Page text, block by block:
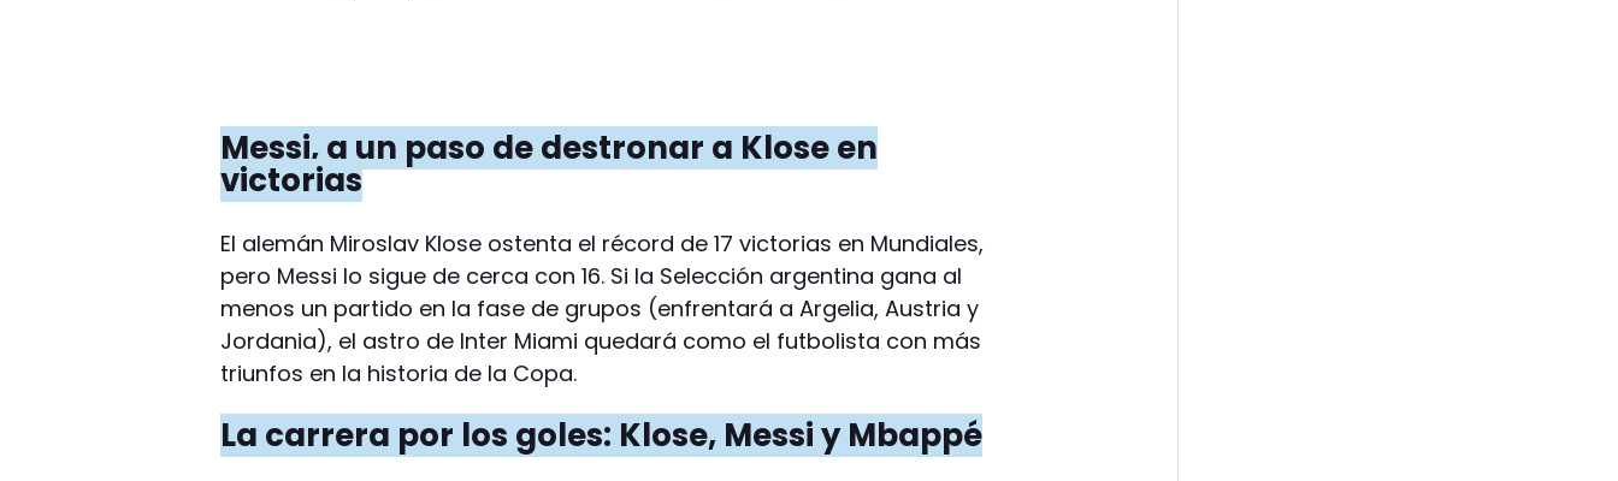
Messi, a un paso de destronar a Klose en
victorias
El alemán Miroslav Klose ostenta el récord de 17 victorias en Mundiales,
pero Messi lo sigue de cerca con 16. Si la Selección argentina gana al
menos un partido en la fase de grupos (enfrentará a Argelia, Austria y
Jordania), el astro de Inter Miami quedará como el futbolista con más
triunfos en la historia de la Copa.
La carrera por los goles: Klose, Messi y Mbappé